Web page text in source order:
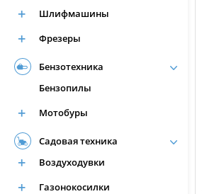
Шлифмашины
Фрезеры
Бензотехника
Бензопилы
Мотобуры
Садовая техника
Воздуходувки
Газонокосилки